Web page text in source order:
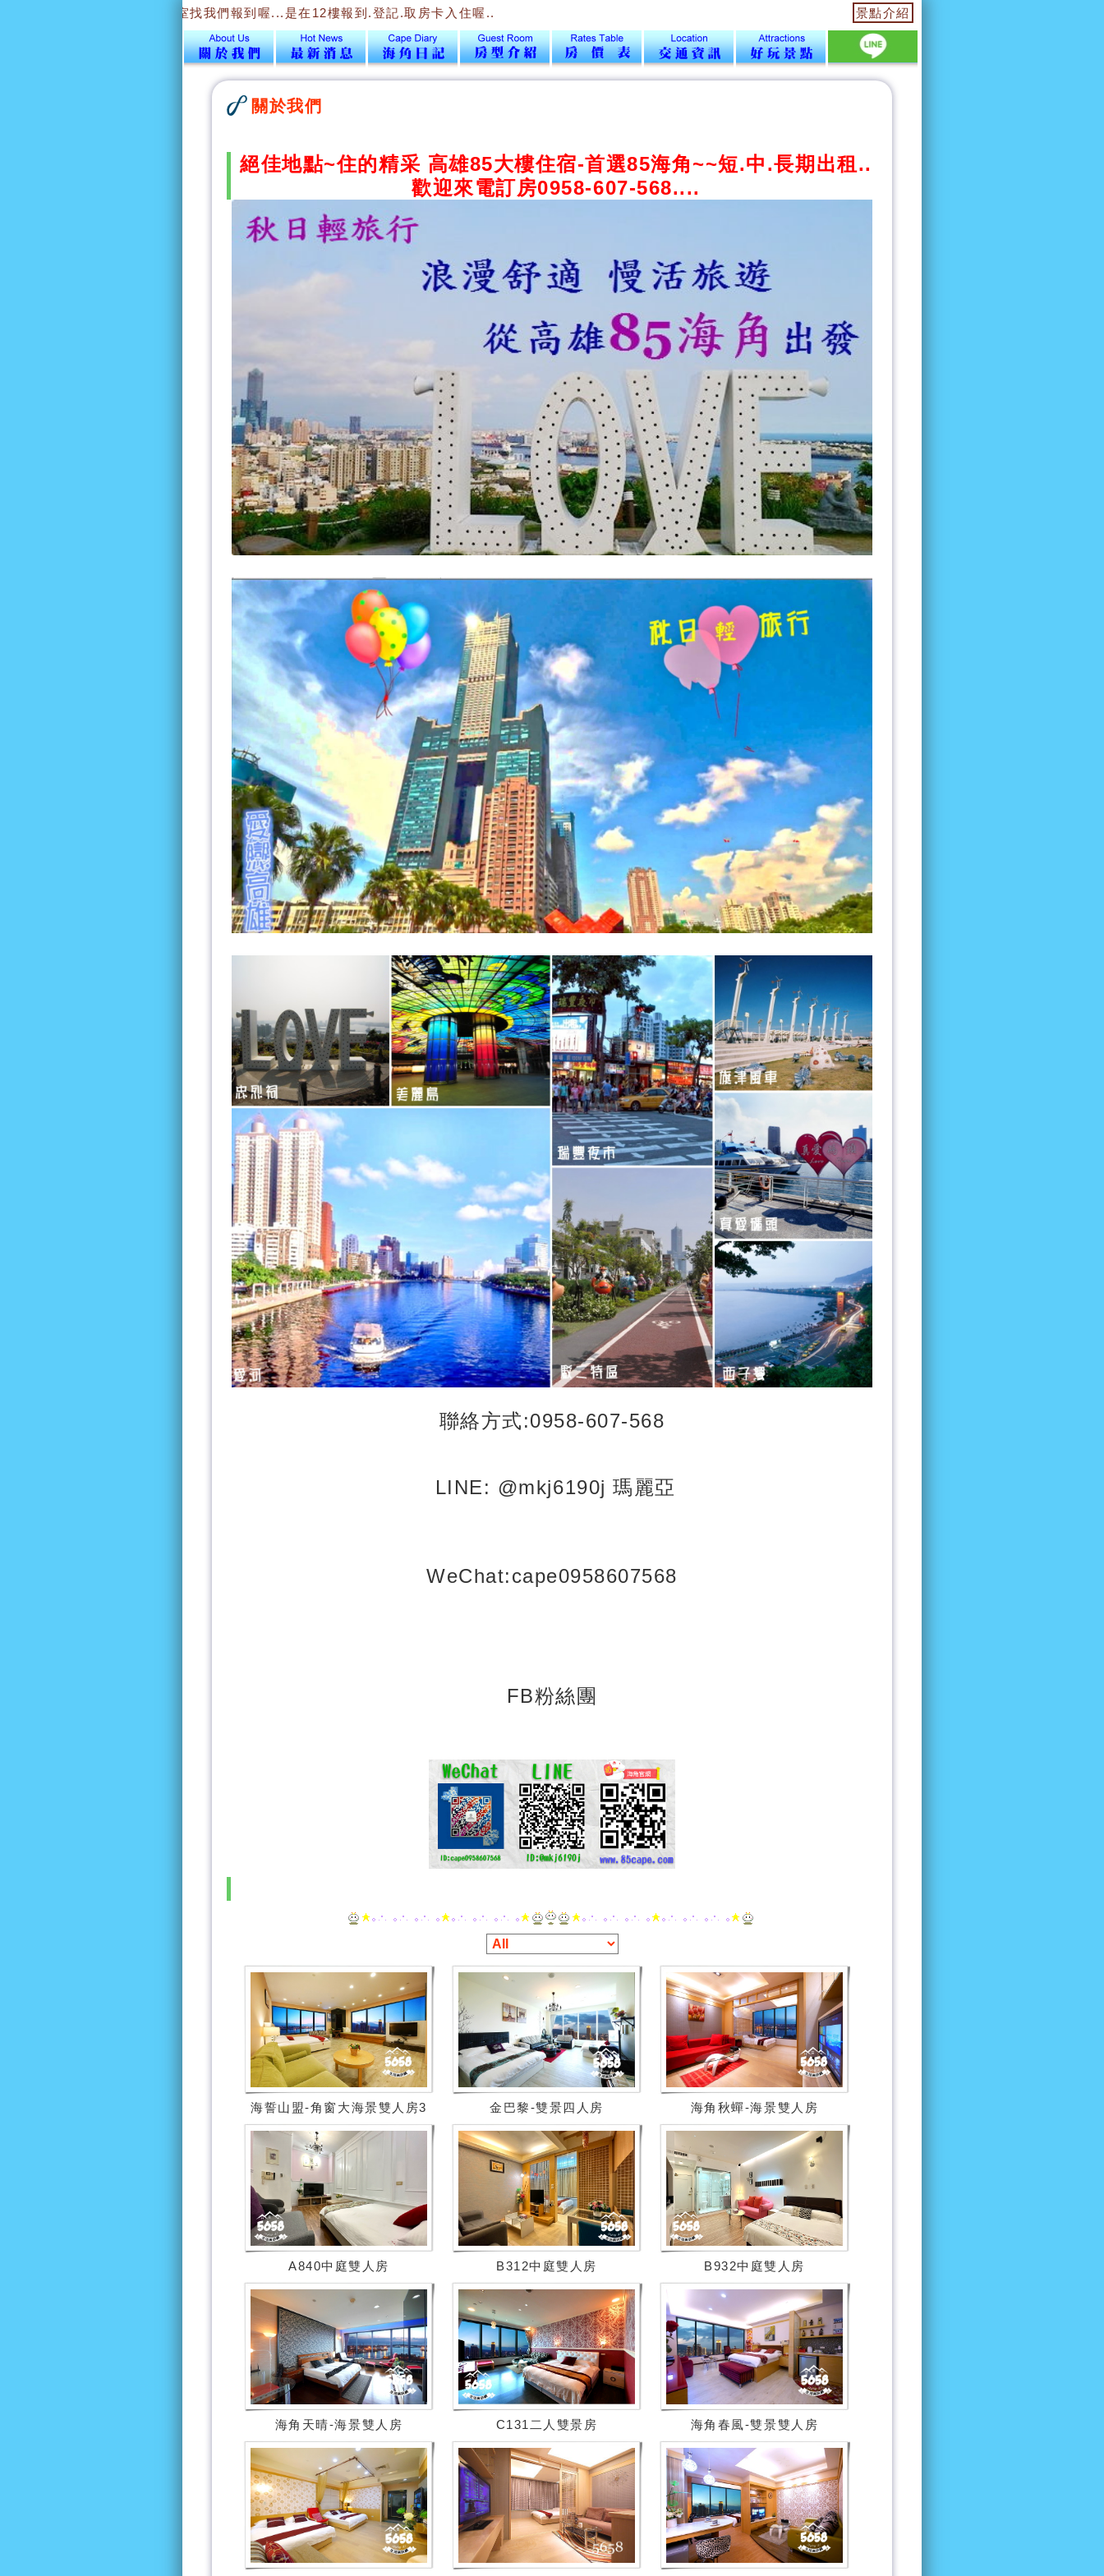
12樓43號海角辦公室找我們報到喔...是在12樓報到.登記.取房卡入住喔.. 景點介紹
關於我們
絕佳地點~住的精采 高雄85大樓住宿-首選85海角~~短.中.長期出租..
歡迎來電訂房0958-607-568....
聯絡方式:0958-607-568
LINE: @mkj6190j 瑪麗亞
WeChat:cape0958607568
FB粉絲團
海誓山盟-角窗大海景雙人房3 金巴黎-雙景四人房 海角秋蟬-海景雙人房
A840中庭雙人房 B312中庭雙人房 B932中庭雙人房
海角天晴-海景雙人房 C131二人雙景房 海角春風-雙景雙人房